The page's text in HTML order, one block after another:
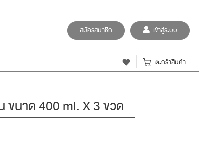
สมัครสมาชิก เข้าสู่ระบบ
ตะกร้าสินค้า
ขนาด 400 ml. X 3 ขวด